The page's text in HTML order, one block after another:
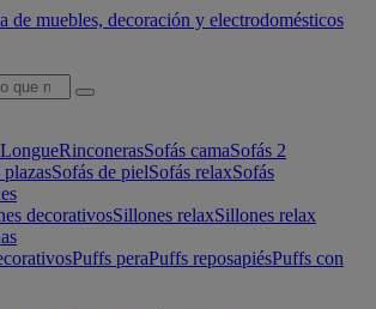
RinconerasSofás camaSofás 2
plazasSofás de pielSofás relaxSofás
decorativosSillones relaxSillones relax
Puffs peraPuffs reposapiésPuffs con